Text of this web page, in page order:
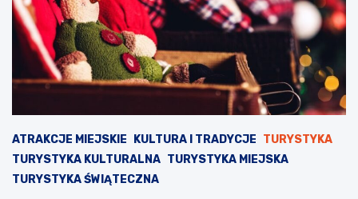
ATRAKCJE MIEJSKIE KULTURA I TRADYCJE TURYSTYKA
TURYSTYKA KULTURALNA TURYSTYKA MIEJSKA
TURYSTYKA ŚWIĄTECZNA